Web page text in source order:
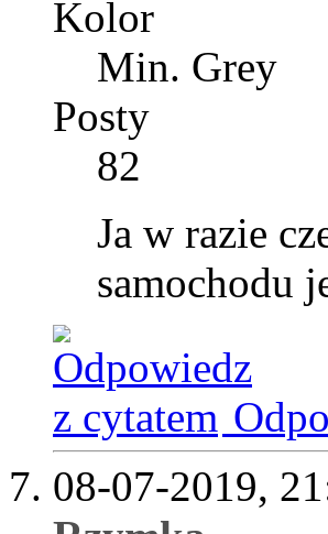
Kolor
Min. Grey
Posty
82
Ja w razie
samochodu
08-07-2019,